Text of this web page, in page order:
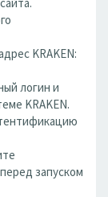
KRAKEN:
логин и
KRAKEN.
запуском